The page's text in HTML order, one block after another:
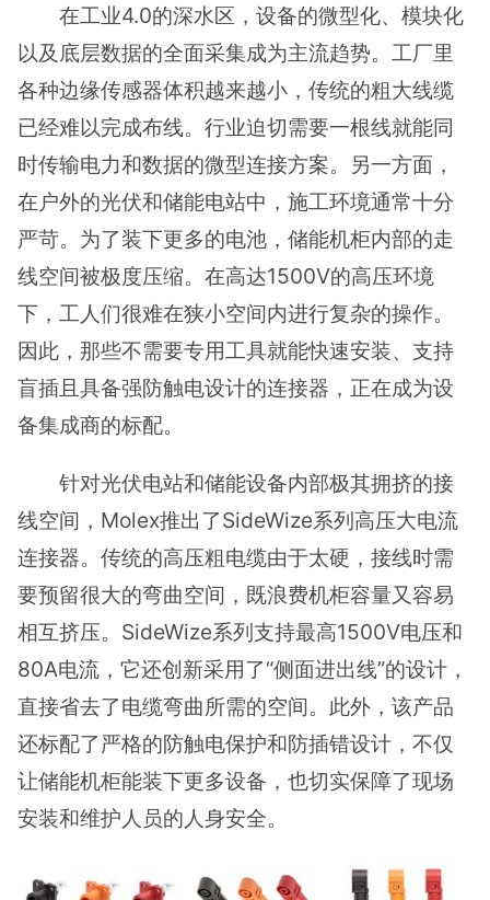
在工业4.0的深水区，设备的微型化、模块化
以及底层数据的全面采集成为主流趋势。工厂里
各种边缘传感器体积越来越小，传统的粗大线缆
已经难以完成布线。行业迫切需要一根线就能同
时传输电力和数据的微型连接方案。另一方面，
在户外的光伏和储能电站中，施工环境通常十分
严苛。为了装下更多的电池，储能机柜内部的走
线空间被极度压缩。在高达1500V的高压环境
下，工人们很难在狭小空间内进行复杂的操作。
因此，那些不需要专用工具就能快速安装、支持
盲插且具备强防触电设计的连接器，正在成为设
备集成商的标配。
针对光伏电站和储能设备内部极其拥挤的接
线空间，Molex推出了SideWize系列高压大电流
连接器。传统的高压粗电缆由于太硬，接线时需
要预留很大的弯曲空间，既浪费机柜容量又容易
相互挤压。SideWize系列支持最高1500V电压和
80A电流，它还创新采用了“侧面进出线”的设计，
直接省去了电缆弯曲所需的空间。此外，该产品
还标配了严格的防触电保护和防插错设计，不仅
让储能机柜能装下更多设备，也切实保障了现场
安装和维护人员的人身安全。